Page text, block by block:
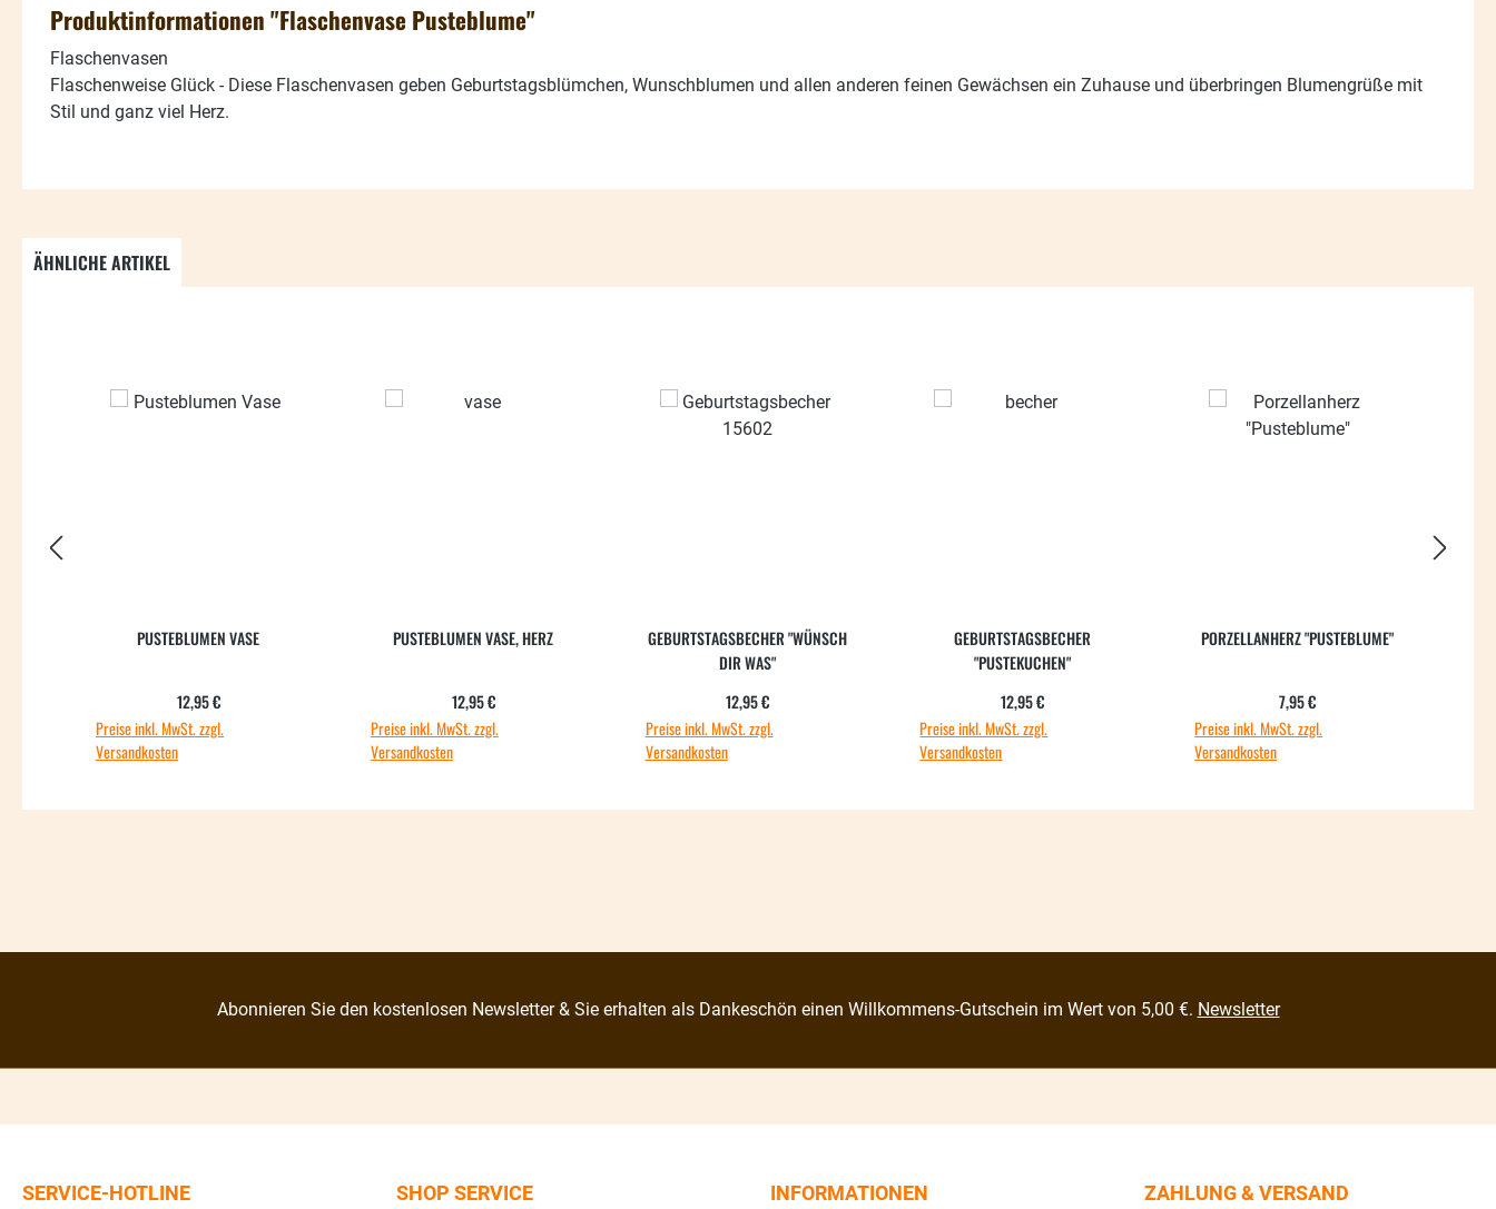
Produktinformationen "Flaschenvase Pusteblume"
Flaschenvasen
Flaschenweise Glück - Diese Flaschenvasen geben Geburtstagsblümchen, Wunschblumen und allen anderen feinen Gewächsen ein Zuhause und überbringen Blumengrüße mit
Stil und ganz viel Herz.
ÄHNLICHE ARTIKEL
PUSTEBLUMEN VASE
Regulärer Preis:
12,95 €
Preise inkl. MwSt. zzgl.
Versandkosten
PUSTEBLUMEN VASE, HERZ
Regulärer Preis:
12,95 €
Preise inkl. MwSt. zzgl.
Versandkosten
GEBURTSTAGSBECHER "WÜNSCH
DIR WAS"
Regulärer Preis:
12,95 €
Preise inkl. MwSt. zzgl.
Versandkosten
GEBURTSTAGSBECHER
"PUSTEKUCHEN"
Regulärer Preis:
12,95 €
Preise inkl. MwSt. zzgl.
Versandkosten
PORZELLANHERZ "PUSTEBLUME"
Regulärer Preis:
7,95 €
Preise inkl. MwSt. zzgl.
Versandkosten
Abonnieren Sie den kostenlosen Newsletter & Sie erhalten als Dankeschön einen Willkommens-Gutschein im Wert von 5,00 €. Newsletter
SERVICE-HOTLINE SHOP SERVICE INFORMATIONEN ZAHLUNG & VERSAND